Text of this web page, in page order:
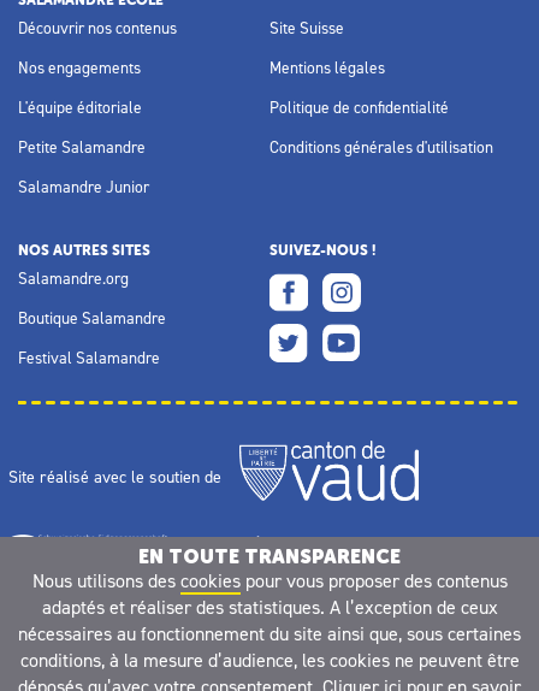
Découvrir nos contenus
Nos engagements
L'équipe éditoriale
Petite Salamandre
Salamandre Junior
Site Suisse
Mentions légales
Politique de confidentialité
Conditions générales d'utilisation
NOS AUTRES SITES
Salamandre.org
Boutique Salamandre
Festival Salamandre
SUIVEZ-NOUS !
Site réalisé avec le soutien de
EN TOUTE TRANSPARENCE
Nous utilisons des cookiespour vous proposer des contenus
adaptés et réaliser des statistiques. A l’exception de ceux
nécessaires au fonctionnement du site ainsi que, sous certaines
conditions, à la mesure d’audience, les cookies ne peuvent être